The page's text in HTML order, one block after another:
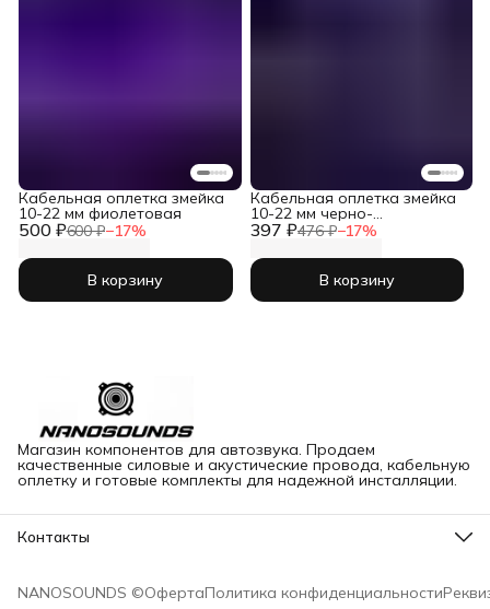
500 ₽600 ₽−17%
Кабельная оплетка змейка
10-22 мм фиолетовая
В корзину
397 ₽476 ₽−17%
Кабельная оплетка змейка
10-22 мм черно-
фиолетовая
В корзину
Магазин компонентов для автозвука. Продаем
качественные силовые и акустические провода, кабельную
оплетку и готовые комплекты для надежной инсталляции.
Контакты
Телефон
NANOSOUNDS ©ОфертаПолитика конфиденциальности